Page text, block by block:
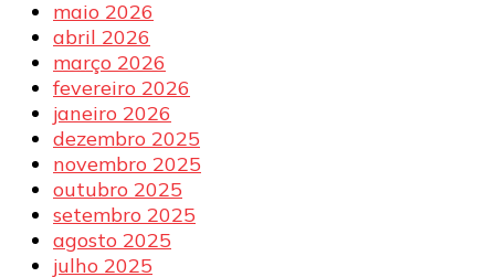
maio 2026
abril 2026
março 2026
fevereiro 2026
janeiro 2026
dezembro 2025
novembro 2025
outubro 2025
setembro 2025
agosto 2025
julho 2025